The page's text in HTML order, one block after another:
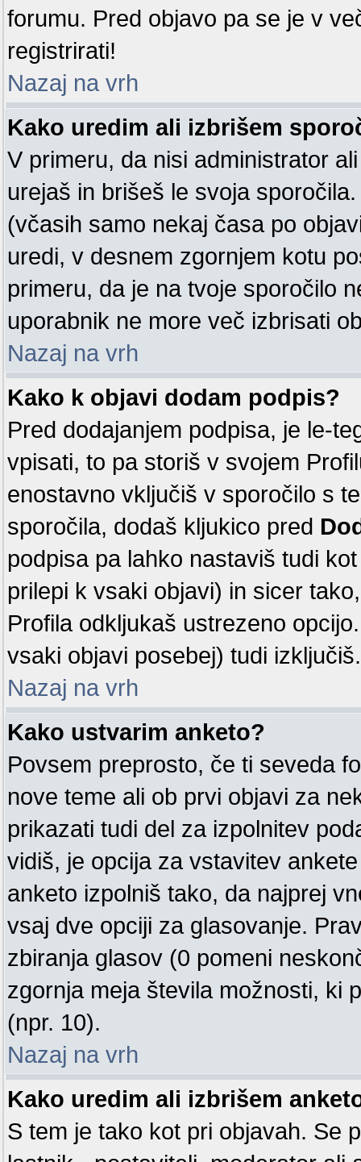
forumu. Pred objavo pa se je v
registrirati!
Nazaj na vrh
Kako uredim ali izbrišem
V primeru, da nisi administrator
urejaš in brišeš le svoja
(včasih samo nekaj časa po
uredi, v desnem zgornjem kotu
primeru, da je na tvoje sporočilo
uporabnik ne more več izbrisati
Nazaj na vrh
Kako k objavi dodam podpis?
Pred dodajanjem podpisa, je le-
vpisati, to pa storiš v svojem
enostavno vključiš v sporočilo s
sporočila, dodaš kljukico pred
podpisa pa lahko nastaviš tudi
prilepi k vsaki objavi) in sicer
Profila odkljukaš ustrezeno
vsaki objavi posebej) tudi izključiš.
Nazaj na vrh
Kako ustvarim anketo?
Povsem preprosto, če ti seveda
nove teme ali ob prvi objavi za
prikazati tudi del za izpolnitev
vidiš, je opcija za vstavitev
anketo izpolniš tako, da najprej
vsaj dve opciji za glasovanje.
zbiranja glasov (0 pomeni
zgornja meja števila možnosti, ki
(npr. 10).
Nazaj na vrh
Kako uredim ali izbrišem
S tem je tako kot pri objavah. Se